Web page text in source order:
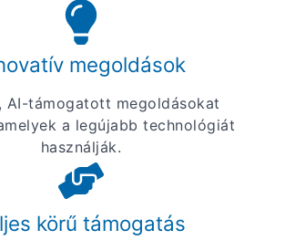
megoldások
AI-támogatott megoldásokat
a legújabb technológiát
használják.
körű támogatás